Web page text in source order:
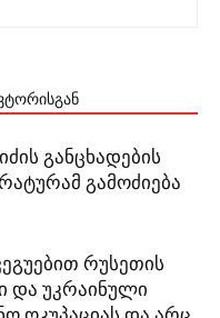
განცხადების
გამოძიება
რუსეთის
და უკრაინული